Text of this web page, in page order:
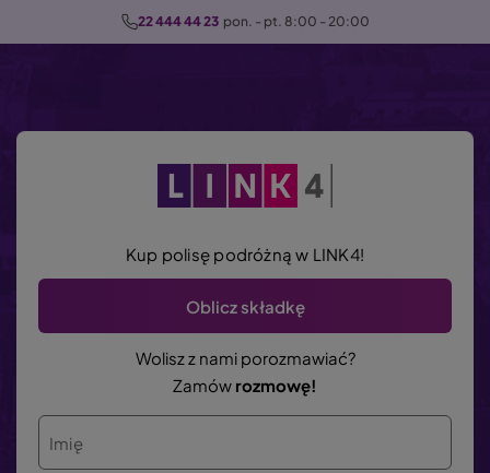
r
22 444 44 23 pon. - pt. 8:00 - 20:00
Kup polisę podróżną w LINK4!
Oblicz składkę
Wolisz z nami porozmawiać?
Zamów rozmowę!
Imię